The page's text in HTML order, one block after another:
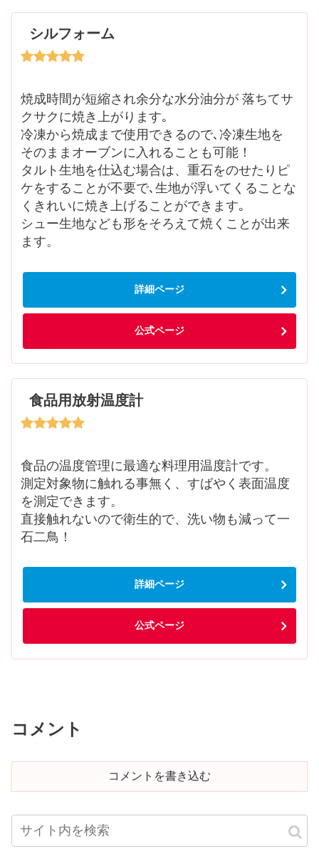
シルフォーム
焼成時間が短縮され余分な水分油分が 落ちてサ
クサクに焼き上がります｡
冷凍から焼成まで使用できるので､冷凍生地を
そのままオーブンに入れることも可能！
タルト生地を仕込む場合は、重石をのせたりピ
ケをすることが不要で､生地が浮いてくることな
くきれいに焼き上げることができます｡
シュー生地なども形をそろえて焼くことが出来
ます。
詳細ページ
公式ページ
食品用放射温度計
食品の温度管理に最適な料理用温度計です。
測定対象物に触れる事無く、すばやく表面温度
を測定できます。
直接触れないので衛生的で、洗い物も減って一
石二鳥！
詳細ページ
公式ページ
コメント
コメントを書き込む